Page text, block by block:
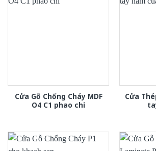
Cửa Gỗ Chống Cháy MDF
O4 C1 phao chi
Cửa